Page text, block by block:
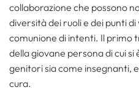
collaborazione che possono
diversità dei ruoli e dei punti
comunione di intenti. Il primo
della giovane persona di cui si
genitori sia come insegnanti,
cura.